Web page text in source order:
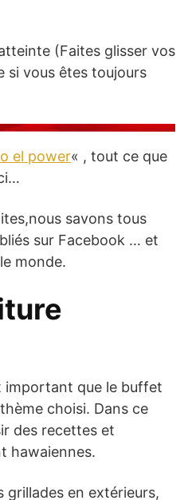
(Faites glisser vos
si vous êtes toujours
el power« , tout ce que
savons tous
sur Facebook … et
monde.
important que le buffet
choisi. Dans ce
des recettes et
hawaiennes.
grillades en extérieurs,